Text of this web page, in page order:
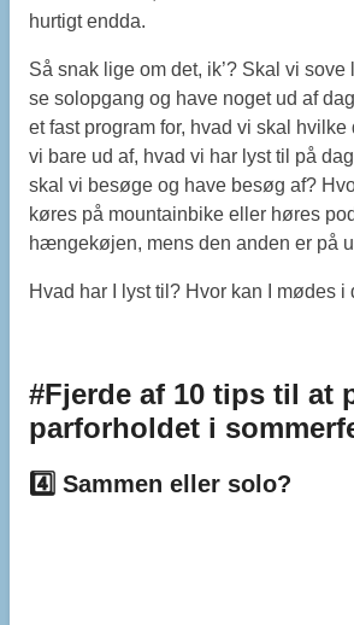
hurtigt endda.
Så snak lige om det, ik’? Skal vi
se solopgang og have noget ud af
et fast program for, hvad vi skal
vi bare ud af, hvad vi har lyst til på
skal vi besøge og have besøg af?
køres på mountainbike eller høres
hængekøjen, mens den anden er på
Hvad har I lyst til? Hvor kan I mødes i
#Fjerde af 10 tips til at
parforholdet i
4️⃣ Sammen eller solo?